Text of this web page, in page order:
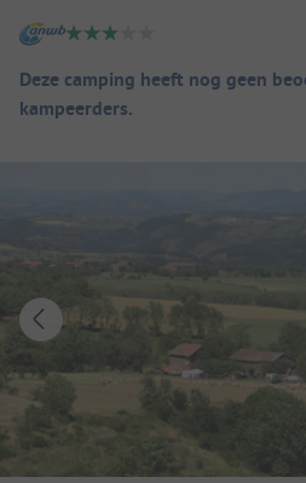
Camping overzicht
Deze camping heeft nog geen
kampeerders.